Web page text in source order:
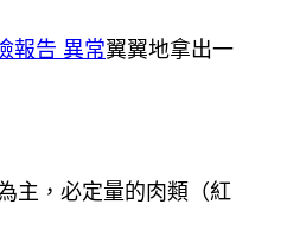
報告 異常翼翼地拿出一
主，必定量的肉類（紅